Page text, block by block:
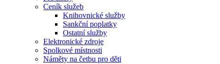
Ceník služeb
Knihovnické služby
Sankční poplatky
Ostatní služby
Elektronické zdroje
Spolkové místnosti
Náměty na četbu pro děti